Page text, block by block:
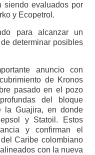
siendo evaluados por
y Ecopetrol.
para alcanzar un
determinar posibles
anuncio con
de Kronos
pasado en el pozo
del bloque
la Guajira, en donde
y Statoil. Estos
y confirman el
Caribe colombiano
con la nueva